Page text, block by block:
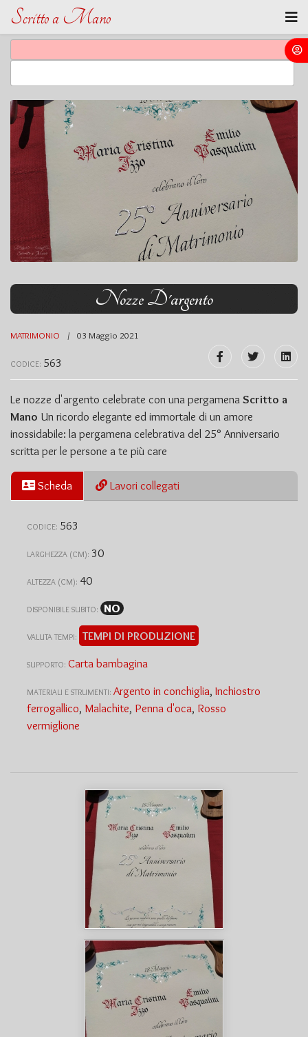
Scritto a Mano
Nozze D'argento
MATRIMONIO 03 Maggio 2021
CODICE: 563
Le nozze d'argento celebrate con una pergamena Scritto a
Mano Un ricordo elegante ed immortale di un amore
inossidabile: la pergamena celebrativa del 25° Anniversario
scritta per le persone a te più care
Scheda Lavori collegati
CODICE: 563
LARGHEZZA (CM): 30
ALTEZZA (CM): 40
DISPONIBILE SUBITO: NO
VALUTA TEMPI: TEMPI DI PRODUZIONE
SUPPORTO: Carta bambagina
MATERIALI E STRUMENTI: Argento in conchiglia, Inchiostro
ferrogallico, Malachite, Penna d'oca, Rosso
vermiglione